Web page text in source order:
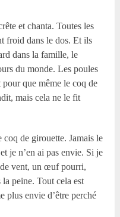
et chanta. Toutes les
froid dans le dos. Et ils
dans la famille, le
du monde. Les poules
que même le coq de
mais cela ne le fit
coq de girouette. Jamais le
je n’en ai pas envie. Si je
vent, un œuf pourri,
la peine. Tout cela est
envie d’être perché